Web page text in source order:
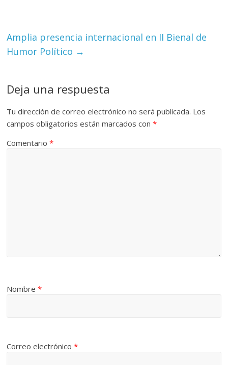
Amplia presencia internacional en II Bienal de
Humor Político →
Deja una respuesta
Tu dirección de correo electrónico no será publicada. Los
campos obligatorios están marcados con*
Comentario*
Nombre*
Correo electrónico*